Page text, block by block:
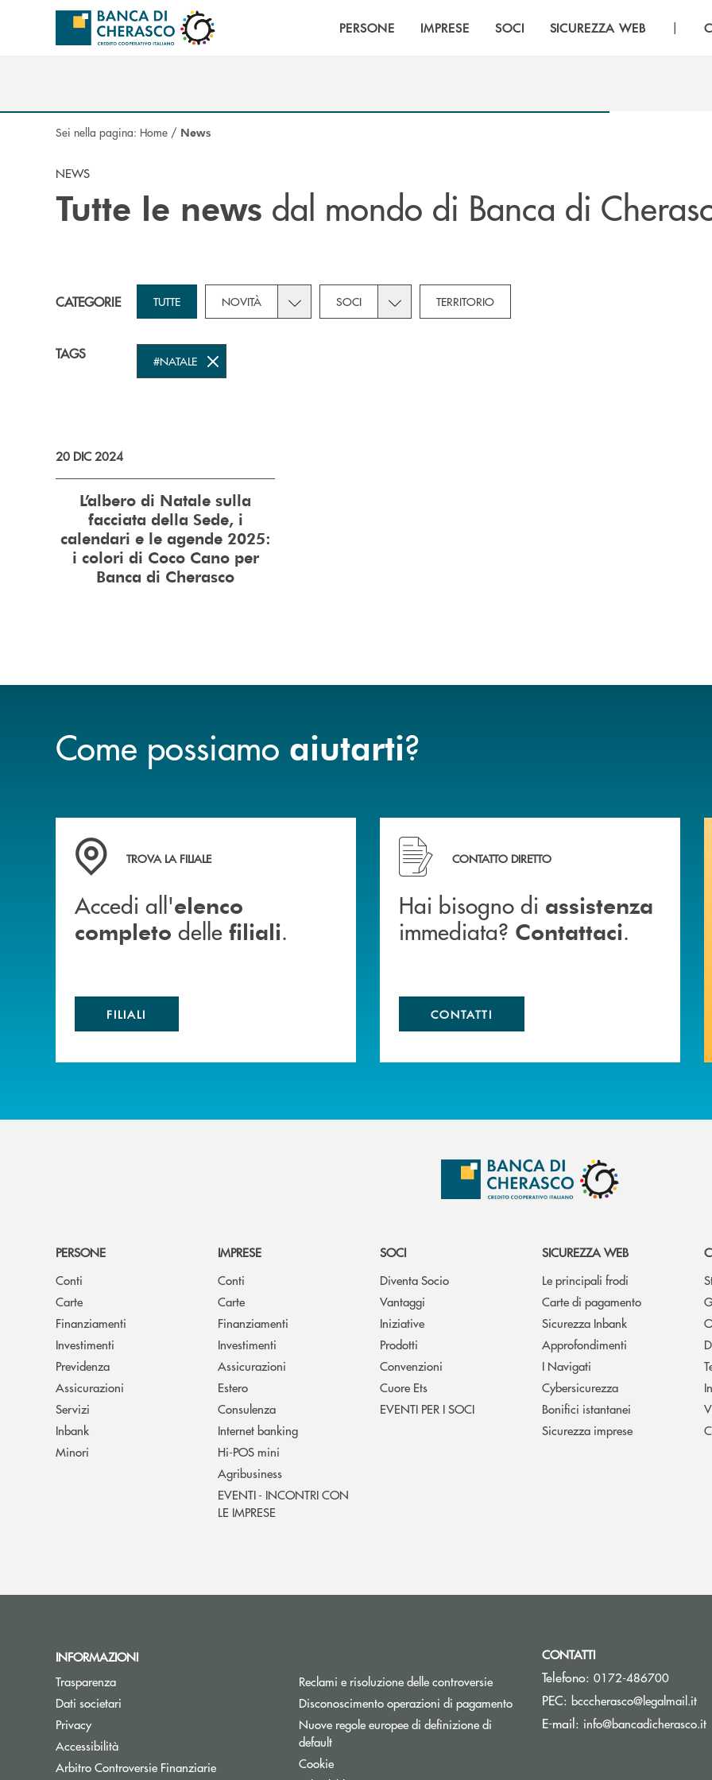
Salta al contenuto principale
PERSONE IMPRESE SOCI SICUREZZA WEB |
Sei nella pagina: Home / News
NEWS
Tutte le news dal mondo di Banca di
CATEGORIE TUTTE NOVITÀ Toggle subcategories dropdown for Novità
SOCI Toggle subcategories dropdown for Soci
TERRITORIO
TAGS #NATALE
20 DIC 2024
L’albero di Natale sulla
facciata della Sede, i
calendari e le agende 2025:
i colori di Coco Cano per
Banca di Cherasco
Come possiamo aiutarti?
Accedi all' elenco completo delle filiali .
TROVA LA FILIALE
Accedi all'elenco
completo delle filiali.
FILIALI
Hai bisogno di assistenza immediata? Contattaci .
CONTATTO DIRETTO
Hai bisogno di assistenza
immediata? Contattaci.
CONTATTI
PERSONE
Conti
Carte
Finanziamenti
Investimenti
Previdenza
Assicurazioni
Servizi
Inbank
Minori
IMPRESE
Conti
Carte
Finanziamenti
Investimenti
Assicurazioni
Estero
Consulenza
Internet banking
Hi-POS mini
Agribusiness
EVENTI - INCONTRI CON
LE IMPRESE
SOCI
Diventa Socio
Vantaggi
Iniziative
Prodotti
Convenzioni
Cuore Ets
EVENTI PER I SOCI
SICUREZZA WEB
Le principali frodi
Carte di pagamento
Sicurezza Inbank
Approfondimenti
I Navigati
Cybersicurezza
Bonifici istantanei
Sicurezza imprese
INFORMAZIONI
Trasparenza
Dati societari
Privacy
Accessibilità
Arbitro Controversie FinanziarieApre una nuova finestra
Reclami e risoluzione delle controversie
Disconoscimento operazioni di pagamentoApre una nuova finestra
Nuove regole europee di definizione di
default
Cookie
CONTATTI
Telefono: 0172-486700
PEC: bcccherasco@legalmail.it(si
E-mail: info@bancadicherasco.it